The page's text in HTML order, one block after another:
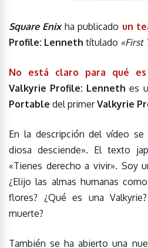
Square Enix ha publicado un
Profile: Lenneth títulado «First
No está claro para qué es
Valkyrie Profile: Lenneth es
Portable del primerValkyrie
En la descripción del vídeo se
diosa desciende». El texto
«Tienes derecho a vivir». Soy
¿Elijo las almas humanas
flores? ¿Qué es una
muerte?
También se ha abierto una